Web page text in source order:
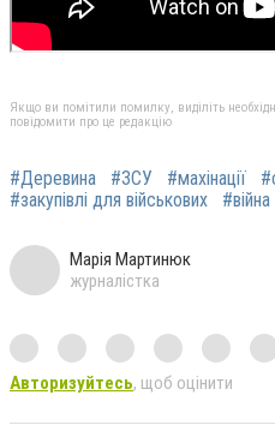
Якщо ви помітили помилку, виділіть
повідомити про це редакцію
#Деревина #ЗСУ #махінації
#закупівлі для військових
#війна
Марія Мартинюк
журналістка
Авторизуйтесь, щоб оцінити